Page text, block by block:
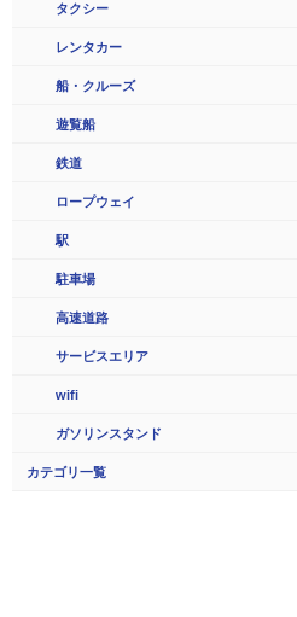
タクシー
レンタカー
船・クルーズ
遊覧船
鉄道
ロープウェイ
駅
駐車場
高速道路
サービスエリア
wifi
ガソリンスタンド
カテゴリ一覧